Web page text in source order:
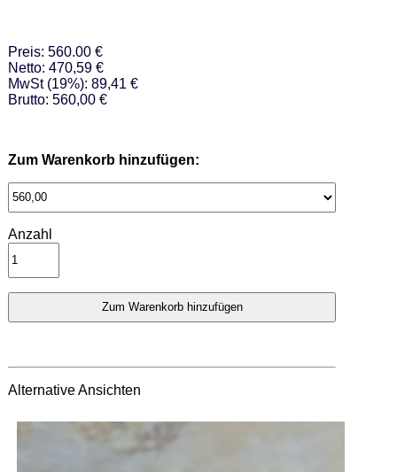
Preis: 560.00 €
Netto: 470,59 €
MwSt (19%): 89,41 €
Brutto: 560,00 €
Zum Warenkorb hinzufügen:
Anzahl
Alternative Ansichten